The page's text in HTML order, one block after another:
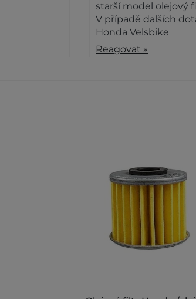
starší model olejový
V případě dalších
Honda Velsbike
Reagovat »